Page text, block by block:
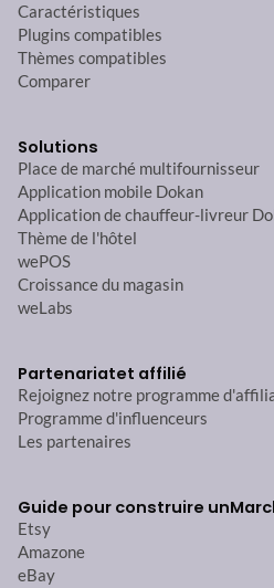
Caractéristiques
Plugins compatibles
Thèmes compatibles
Comparer
Solutions
Place de marché multifournisseur
Application mobile Dokan
Application de chauffeur-livreur
Thème de l'hôtel
wePOS
Croissance du magasin
weLabs
Partenariatet affilié
Rejoignez notre programme
Programme d'influenceurs
Les partenaires
Guide pour construire un
Etsy
Amazone
eBay